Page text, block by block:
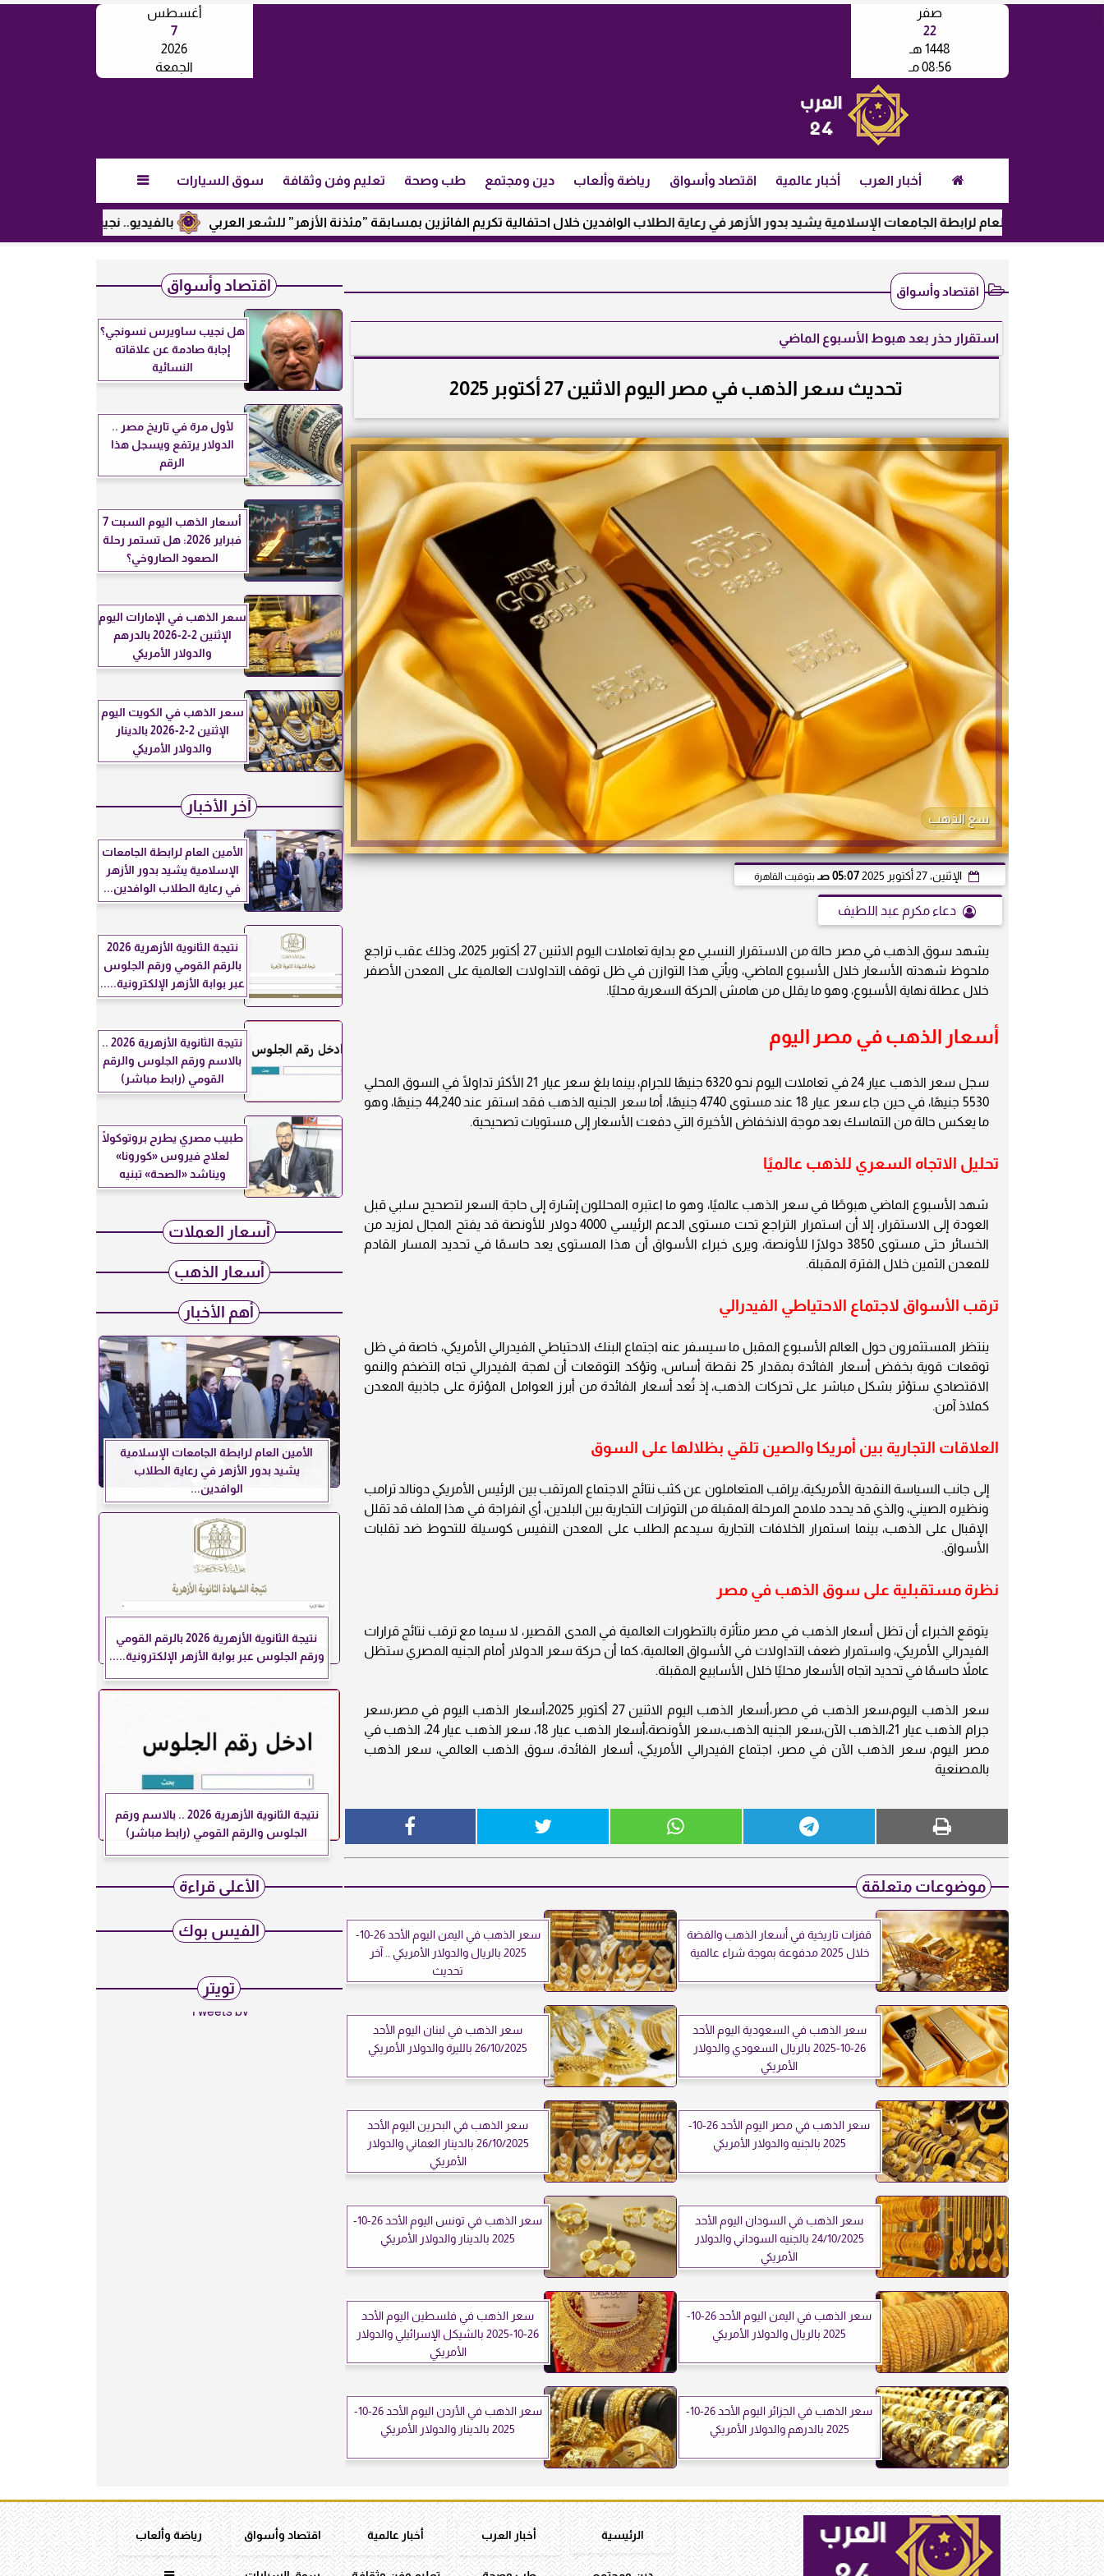
أغسطس
7
2026
الجمعة
صفر
22
1448 هـ
08:56 مـ
أخبار العرب أخبار عالمية اقتصاد وأسواق رياضة وألعاب دين ومجتمع طب وصحة تعليم وفن وثقافة سوق السيارات 
بالفيديو.. نجيب ساويرس يكشف عن رأيه الأمين العام لرابطة الجامعات الإسلامية يشيد بدور الأزهر في رعاية الطلاب الوافدين خلال احتفالية تكريم الفائزين بمسابقة ”مئذنة الأزهر” للشعر العربي
اقتصاد وأسواق
استقرار حذر بعد هبوط الأسبوع الماضي
تحديث سعر الذهب في مصر اليوم الاثنين 27 أكتوبر 2025
سع الذهب
الإثنين، 27 أكتوبر 2025 05:07 صـ بتوقيت القاهرة
دعاء مكرم عبد اللطيف
يشهد سوق الذهب في مصر حالة من الاستقرار النسبي مع بداية تعاملات اليوم الاثنين 27 أكتوبر 2025، وذلك عقب تراجع
ملحوظ شهدته الأسعار خلال الأسبوع الماضي، ويأتي هذا التوازن في ظل توقف التداولات العالمية على المعدن الأصفر
خلال عطلة نهاية الأسبوع، وهو ما يقلل من هامش الحركة السعرية محليًا.
أسعار الذهب في مصر اليوم
سجل سعر الذهب عيار 24 في تعاملات اليوم نحو 6320 جنيهًا للجرام، بينما بلغ سعر عيار 21 الأكثر تداولًا في السوق المحلي
5530 جنيهًا، في حين جاء سعر عيار 18 عند مستوى 4740 جنيهًا، أما سعر الجنيه الذهب فقد استقر عند 44,240 جنيهًا، وهو
ما يعكس حالة من التماسك بعد موجة الانخفاض الأخيرة التي دفعت الأسعار إلى مستويات تصحيحية.
تحليل الاتجاه السعري للذهب عالميًا
شهد الأسبوع الماضي هبوطًا في سعر الذهب عالميًا، وهو ما اعتبره المحللون إشارة إلى حاجة السعر لتصحيح سلبي قبل
العودة إلى الاستقرار، إلا أن استمرار التراجع تحت مستوى الدعم الرئيسي 4000 دولار للأونصة قد يفتح المجال لمزيد من
الخسائر حتى مستوى 3850 دولارًا للأونصة، ويرى خبراء الأسواق أن هذا المستوى يعد حاسمًا في تحديد المسار القادم
للمعدن الثمين خلال الفترة المقبلة.
ترقب الأسواق لاجتماع الاحتياطي الفيدرالي
ينتظر المستثمرون حول العالم الأسبوع المقبل ما سيسفر عنه اجتماع البنك الاحتياطي الفيدرالي الأمريكي، خاصة في ظل
توقعات قوية بخفض أسعار الفائدة بمقدار 25 نقطة أساس، وتؤكد التوقعات أن لهجة الفيدرالي تجاه التضخم والنمو
الاقتصادي ستؤثر بشكل مباشر على تحركات الذهب، إذ تُعد أسعار الفائدة من أبرز العوامل المؤثرة على جاذبية المعدن
كملاذ آمن.
العلاقات التجارية بين أمريكا والصين تلقي بظلالها على السوق
إلى جانب السياسة النقدية الأمريكية، يراقب المتعاملون عن كثب نتائج الاجتماع المرتقب بين الرئيس الأمريكي دونالد ترامب
ونظيره الصيني، والذي قد يحدد ملامح المرحلة المقبلة من التوترات التجارية بين البلدين، أي انفراجة في هذا الملف قد تقلل
الإقبال على الذهب، بينما استمرار الخلافات التجارية سيدعم الطلب على المعدن النفيس كوسيلة للتحوط ضد تقلبات
الأسواق.
نظرة مستقبلية على سوق الذهب في مصر
يتوقع الخبراء أن تظل أسعار الذهب في مصر متأثرة بالتطورات العالمية في المدى القصير، لا سيما مع ترقب نتائج قرارات
الفيدرالي الأمريكي، واستمرار ضعف التداولات في الأسواق العالمية، كما أن حركة سعر الدولار أمام الجنيه المصري ستظل
عاملاً حاسمًا في تحديد اتجاه الأسعار محليًا خلال الأسابيع المقبلة.
سعر الذهب اليوم،سعر الذهب في مصر،أسعار الذهب اليوم الاثنين 27 أكتوبر 2025،أسعار الذهب اليوم في مصر،سعر
جرام الذهب عيار 21،الذهب الآن،سعر الجنيه الذهب،سعر الأونصة،أسعار الذهب عيار 18، سعر الذهب عيار 24، الذهب في
مصر اليوم، سعر الذهب الآن في مصر، اجتماع الفيدرالي الأمريكي، أسعار الفائدة، سوق الذهب العالمي، سعر الذهب
بالمصنعية
موضوعات متعلقة
قفزات تاريخية في أسعار الذهب والفضة
خلال 2025 مدفوعة بموجة شراء عالمية
سعر الذهب في اليمن اليوم الأحد 26-10-
2025 بالريال والدولار الأمريكي .. آخر
تحديث
سعر الذهب في السعودية اليوم الأحد
26-10-2025 بالريال السعودي والدولار
الأمريكي
سعر الذهب في لبنان اليوم الأحد
26/10/2025 بالليرة والدولار الأمريكي
سعر الذهب في مصر اليوم الأحد 26-10-
2025 بالجنيه والدولار الأمريكي
سعر الذهب في البحرين اليوم الأحد
26/10/2025 بالدينار العماني والدولار
الأمريكي
سعر الذهب في السودان اليوم الأحد
24/10/2025 بالجنيه السوداني والدولار
الأمريكي
سعر الذهب في تونس اليوم الأحد 26-10-
2025 بالدينار والدولار الأمريكي
سعر الذهب في اليمن اليوم الأحد 26-10-
2025 بالريال والدولار الأمريكي
سعر الذهب في فلسطين اليوم الأحد
26-10-2025 بالشيكل الإسرائيلي والدولار
الأمريكي
سعر الذهب في الجزائر اليوم الأحد 26-10-
2025 بالدرهم والدولار الأمريكي
سعر الذهب في الأردن اليوم الأحد 26-10-
2025 بالدينار والدولار الأمريكي
اقتصاد وأسواق
هل نجيب ساويرس نسونجي؟
إجابة صادمة عن علاقاته
النسائية
لأول مرة في تاريخ مصر ..
الدولار يرتفع ويسجل هذا
الرقم
أسعار الذهب اليوم السبت 7
فبراير 2026: هل تستمر رحلة
الصعود الصاروخي؟
سعر الذهب في الإمارات اليوم
الإثنين 2-2-2026 بالدرهم
والدولار الأمريكي
سعر الذهب في الكويت اليوم
الإثنين 2-2-2026 بالدينار
والدولار الأمريكي
آخر الأخبار
الأمين العام لرابطة الجامعات
الإسلامية يشيد بدور الأزهر
في رعاية الطلاب الوافدين...
نتيجة الثانوية الأزهرية 2026
بالرقم القومي ورقم الجلوس
عبر بوابة الأزهر الإلكترونية.....
نتيجة الثانوية الأزهرية 2026 ..
بالاسم ورقم الجلوس والرقم
القومي (رابط مباشر)
طبيب مصري يطرح بروتوكولًا
لعلاج فيروس «كورونا»
ويناشد «الصحة» تبنيه
أسعار العملات
أسعار الذهب
أهم الأخبار
الأمين العام لرابطة الجامعات الإسلامية
يشيد بدور الأزهر في رعاية الطلاب
الوافدين...
نتيجة الثانوية الأزهرية 2026 بالرقم القومي
ورقم الجلوس عبر بوابة الأزهر الإلكترونية.....
نتيجة الثانوية الأزهرية 2026 .. بالاسم ورقم
الجلوس والرقم القومي (رابط مباشر)
الأعلى قراءة
الفيس بوك
تويتر
Tweets by
الرئيسية أخبار العرب أخبار عالمية اقتصاد وأسواق رياضة وألعاب